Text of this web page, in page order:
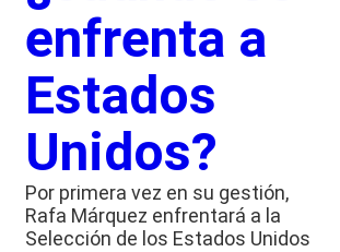
enfrenta a
Estados
Unidos?
Por primera vez en su gestión,
Rafa Márquez enfrentará a la
Selección de los Estados Unidos